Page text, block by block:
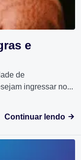
e
de
ingressar no...
Continuar lendo